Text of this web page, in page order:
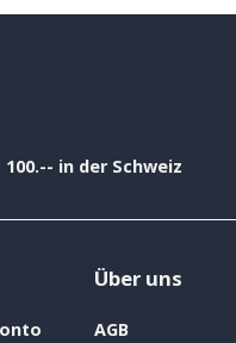
in der Schweiz
Über uns
AGB